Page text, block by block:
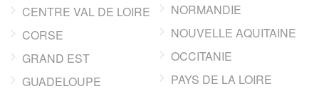
CENTRE VAL DE LOIRE
CORSE
GRAND EST
GUADELOUPE
NORMANDIE
NOUVELLE AQUITAINE
OCCITANIE
PAYS DE LA LOIRE